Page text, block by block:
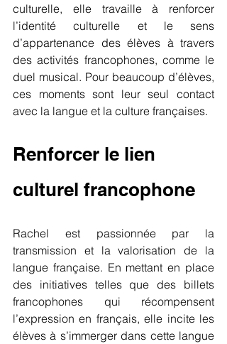
culturelle, elle travaille à renforcer
l’identité culturelle et le sens
d’appartenance des élèves à travers
des activités francophones, comme le
duel musical. Pour beaucoup d’élèves,
ces moments sont leur seul contact
avec la langue et la culture françaises.
Renforcer le lien
culturel francophone
Rachel est passionnée par la
transmission et la valorisation de la
langue française. En mettant en place
des initiatives telles que des billets
francophones qui récompensent
l’expression en français, elle incite les
élèves à s’immerger dans cette langue